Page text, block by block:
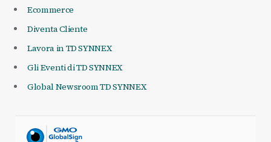
Ecommerce
Diventa Cliente
Lavora in TD SYNNEX
Gli Eventi di TD SYNNEX
Global Newsroom TD SYNNEX